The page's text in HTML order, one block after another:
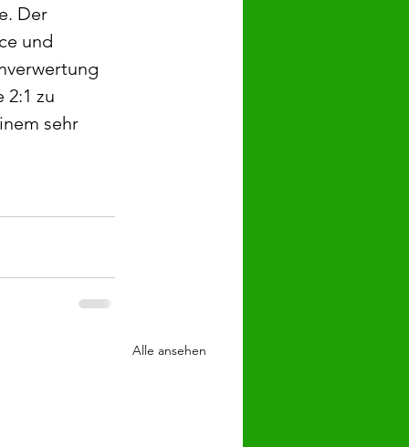
Der
und
2:1 zu
sehr
Alle ansehen